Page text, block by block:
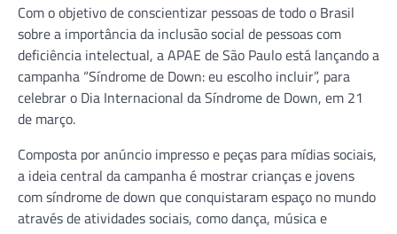
Com o objetivo de conscientizar pessoas de todo o Brasil
sobre a importância da inclusão social de pessoas com
deficiência intelectual, a APAE de São Paulo está lançando a
campanha “Síndrome de Down: eu escolho incluir”, para
celebrar o Dia Internacional da Síndrome de Down, em 21
de março.
Composta por anúncio impresso e peças para mídias sociais,
a ideia central da campanha é mostrar crianças e jovens
com síndrome de down que conquistaram espaço no mundo
através de atividades sociais, como dança, música e